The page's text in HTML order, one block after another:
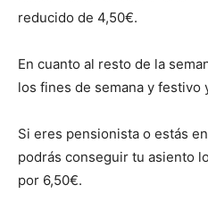
reducido de 4,50€.
En cuanto al resto de la
los fines de semana y festivo
Si eres pensionista o estás
podrás conseguir tu asiento
por 6,50€.